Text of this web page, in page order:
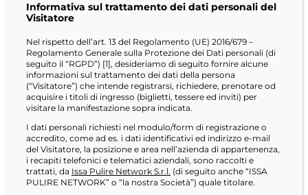
Informativa sul trattamento dei dati personali del
Visitatore
Nel rispetto dell’art. 13 del Regolamento (UE) 2016/679 –
Regolamento Generale sulla Protezione dei Dati personali (di
seguito il “RGPD”) [1], desideriamo di seguito fornire alcune
informazioni sul trattamento dei dati della persona
(“Visitatore”) che intende registrarsi, richiedere, prenotare od
acquisire i titoli di ingresso (biglietti, tessere ed inviti) per
visitare la manifestazione sopra indicata.
I dati personali richiesti nel modulo/form di registrazione o
accredito, come ad es. i dati identificativi ed indirizzo e-mail
del Visitatore, la posizione e area nell’azienda di appartenenza,
i recapiti telefonici e telematici aziendali, sono raccolti e
trattati, da Issa Pulire Network S.r.l. (di seguito anche “ISSA
PULIRE NETWORK” o “la nostra Società”) quale titolare.